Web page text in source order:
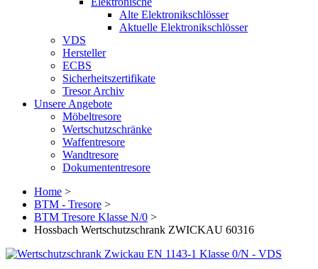
Alte Elektronikschlösser
Aktuelle Elektronikschlösser
VDS
Hersteller
ECBS
Sicherheitszertifikate
Tresor Archiv
Unsere Angebote
Möbeltresore
Wertschutzschränke
Waffentresore
Wandtresore
Dokumententresore
Home >
BTM - Tresore >
BTM Tresore Klasse N/0 >
Hossbach Wertschutzschrank ZWICKAU 60316